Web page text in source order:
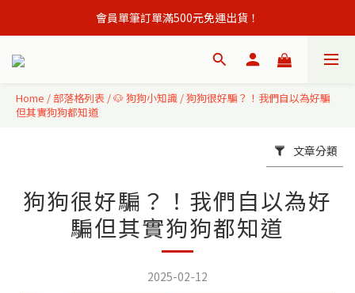
會員單筆訂單滿500元免運出貨！
註冊會員立即贈購物金50元,現領現買 ！
Home / 部落格列表 /🐶 狗狗小知識 /狗狗很好騙？！我們自以為好騙
但其實狗狗都知道
文章分類
狗狗很好騙？！我們自以為好
騙但其實狗狗都知道
2025-02-12